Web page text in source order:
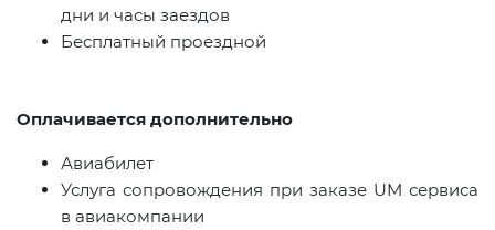
дни и часы заездов
Бесплатный проездной
Оплачивается дополнительно
Авиабилет
Услуга сопровождения при заказе UM сервиса
в авиакомпании